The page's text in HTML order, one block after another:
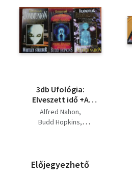
3db Ufológia:
Elveszett idő +A
rejtélyes
égitest+Eggyéválás
Alfred Nahon
Budd Hopkins
Előjegyezhető